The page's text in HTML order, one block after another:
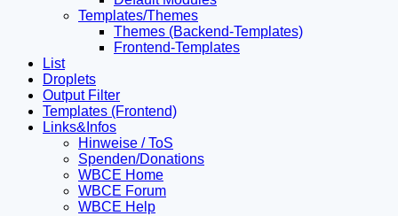
Templates/Themes
Themes (Backend-Templates)
Frontend-Templates
List
Droplets
Output Filter
Templates (Frontend)
Links&Infos
Hinweise / ToS
Spenden/Donations
WBCE Home
WBCE Forum
WBCE Help